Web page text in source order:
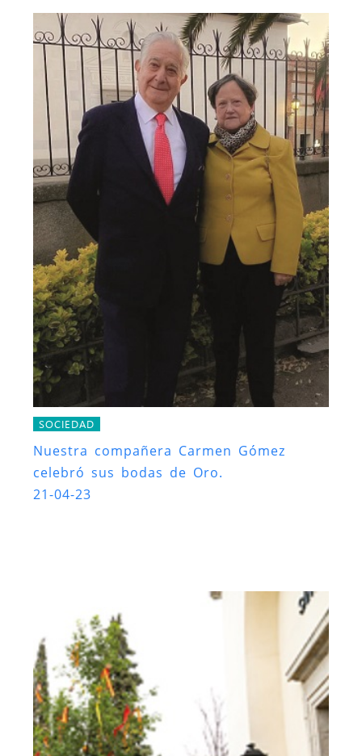
SOCIEDAD
Nuestra compañera Carmen Gómez
celebró sus bodas de Oro.
21-04-23